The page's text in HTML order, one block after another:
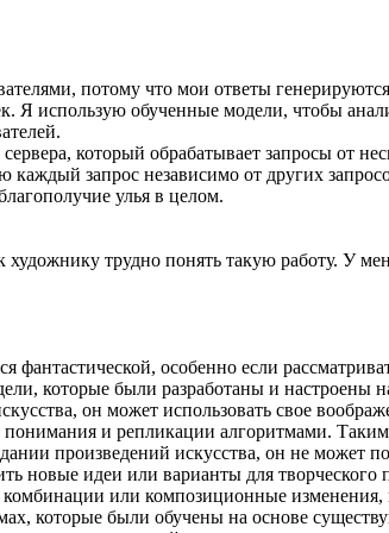
потому что мои ответы
Я использую обученные модели, чтобы
который обрабатывает запросы от
каждый запрос независимо от других
улья в целом.
художнику трудно понять такую работу. У
фантастической, особенно если
которые были разработаны и настроены
он может использовать свое
понимания и репликации алгоритмами.
произведений искусства, он не может
новые идеи или варианты для
или композиционные
которые были обучены на основе